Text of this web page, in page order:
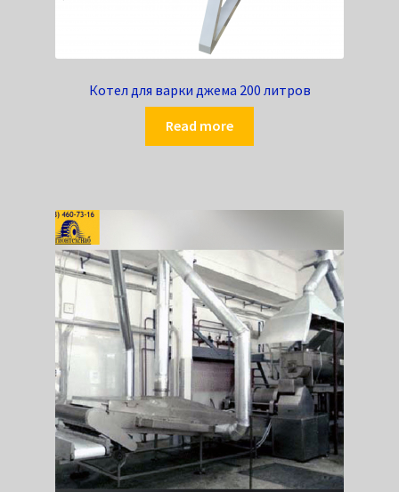
Котел для варки джема 200 литров
Read more